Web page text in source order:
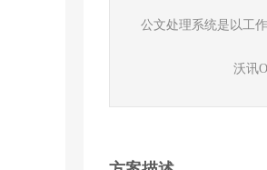
公文处理系统是以工
沃讯